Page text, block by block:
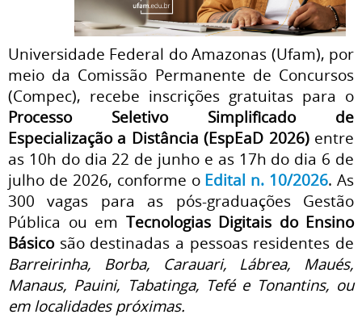
Universidade Federal do Amazonas (Ufam), por
meio da Comissão Permanente de Concursos
(Compec), recebe inscrições gratuitas para o
Processo Seletivo Simplificado de
Especialização a Distância (EspEaD 2026)entre
as 10h do dia 22 de junho e as 17h do dia 6 de
julho de 2026, conforme o Edital n. 10/2026. As
300 vagas para as pós-graduações Gestão
Pública ou em Tecnologias Digitais do Ensino
Básico são destinadas a pessoas residentes de
Barreirinha, Borba, Carauari, Lábrea, Maués,
Manaus, Pauini, Tabatinga, Tefé e Tonantins, ou
em localidades próximas.